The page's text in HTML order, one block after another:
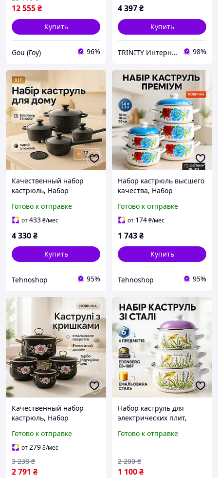
12 555₴
Купить
Gou (Гоу) 96%
электроплиты FW-90
4 397₴
Купить
TRINITY Интернет-магазин www.trinitys.com.ua 98%
Качественный набор
кастрюль, Набор
электроплиты
качественных с
Готово к отправке
от433₴/мес
4 330₴
Купить
Tehnoshop 95%
Набор кастрюль высшего
качества, Набор
кастрюль для
электроплиты QR-85
Готово к отправке
от 174₴/мес
1 743₴
Купить
Tehnoshop 95%
Качественный набор
кастрюль, Набор
инновационным
антипригарным
покрытием BR-45
Готово к отправке
от279₴/мес
2 791 ₴
3 238 ₴
Набор каструль для
электрических плит,
Набор кастрюль для
крышками ON-48
Готово к отправке
1 100₴
2 200 ₴